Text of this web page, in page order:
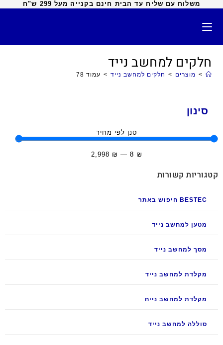
משלוח עם שליח עד הבית חינם בקנייה מעל 299 ש"ח
חלקים למחשב נייד
> מוצרים > חלקים למחשב נייד > עמוד 78
סינון
סנן לפי מחיר
₪
8
—
₪
2,998
קטגוריות קשורות
BESTEC חיפוש באתר
מטען למחשב נייד
מסך למחשב נייד
מקלדת למחשב נייד
מקלדת למחשב נייח
סוללה למחשב נייד